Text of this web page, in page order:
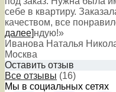
себе в квартиру.
качеством, все
далее]ндую!»
Иванова Наталья
Москва
Оставить отзыв
Все отзывы (16)
Мы в социальных сетях